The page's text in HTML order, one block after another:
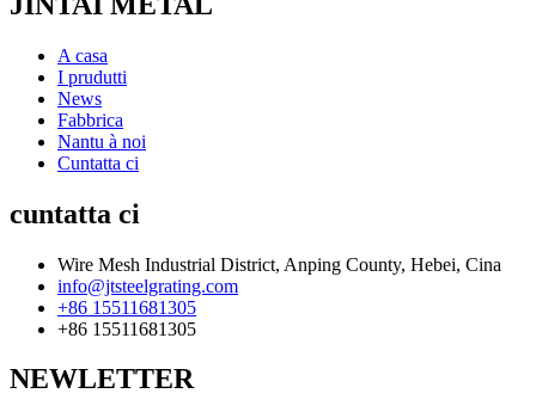
A casa
I prudutti
News
Fabbrica
Nantu à noi
Cuntatta ci
cuntatta ci
Wire Mesh Industrial District, Anping County, Hebei, Cina
info@jtsteelgrating.com
+86 15511681305
+86 15511681305
NEWLETTER